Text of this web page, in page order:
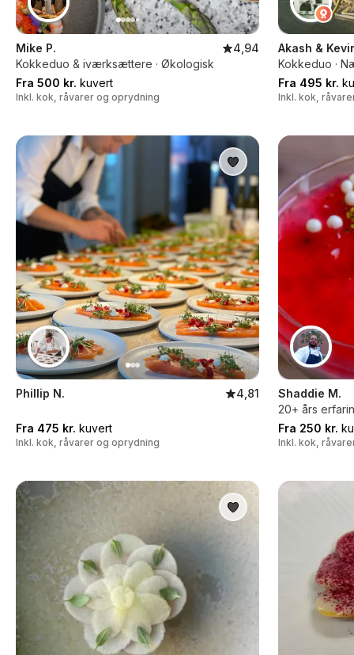
Mike P.
4,94
Kokkeduo & iværksættere · Økologisk
Fra 500 kr. kuvert
Inkl. kok, råvarer og oprydning
Akash &
Kokkeduo ·
Fra 495 kr.
Inkl. kok,
Phillip N. 4,81
Fra 475 kr. kuvert
Inkl. kok, råvarer og oprydning
Shaddie M.
20+ års
Fra 250 kr.
Inkl. kok,